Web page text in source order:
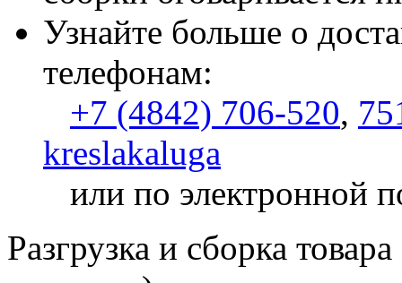
Узнайте больше о
телефонам:
+7 (4842) 706-520,
kreslakaluga
или по электронной
Разгрузка и сборка